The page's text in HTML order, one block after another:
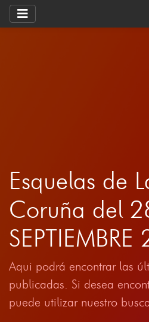
Esquelas de
Coruña del
SEPTIEMBRE
Aqui podrá encontrar las
publicadas. Si desea
puede utilizar nuestro